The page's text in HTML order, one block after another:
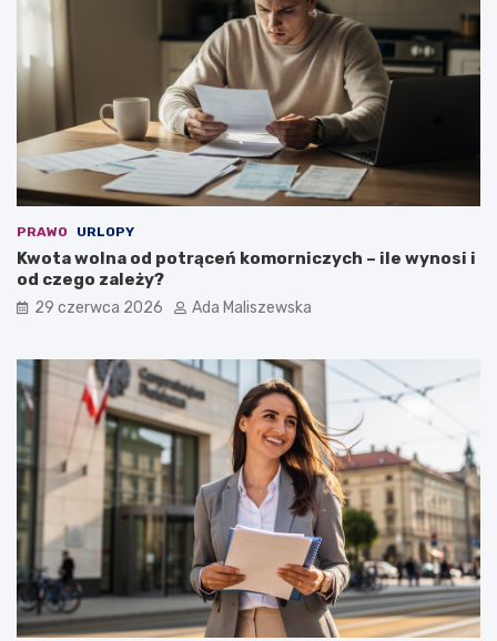
PRAWO URLOPY
Kwota wolna od potrąceń komorniczych – ile wynosi i
od czego zależy?
29 czerwca 2026 Ada Maliszewska